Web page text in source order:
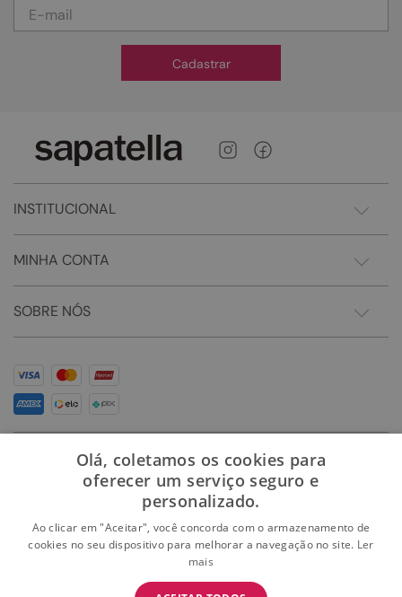
BAIXE O APP
Cadastrar
INSTITUCIONAL
MINHA CONTA
SOBRE NÓS
Somos Sonho LTDA - Estrada do Campo D'areia, 182 - Pechincha - Rio de Janeiro/RJ -
Olá, coletamos os cookies para
oferecer um serviço seguro e
personalizado.
Ao clicar em "Aceitar", você concorda com o armazenamento de
cookies no seu dispositivo para melhorar a navegação no site. Ler
mais